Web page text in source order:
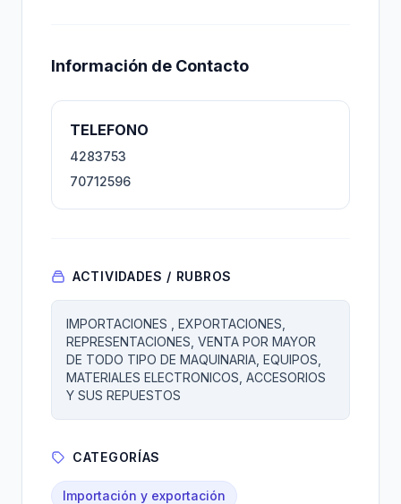
Información de Contacto
TELEFONO
4283753
70712596
ACTIVIDADES / RUBROS
IMPORTACIONES , EXPORTACIONES,
REPRESENTACIONES, VENTA POR MAYOR
DE TODO TIPO DE MAQUINARIA, EQUIPOS,
MATERIALES ELECTRONICOS, ACCESORIOS
Y SUS REPUESTOS
CATEGORÍAS
Importación y exportación